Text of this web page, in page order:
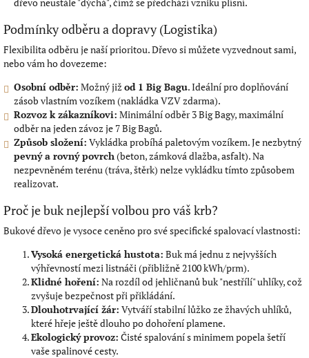
​Podmínky odběru a dopravy (Logistika)
​Flexibilita odběru je naší prioritou. Dřevo si můžete vyzvednout sami,
nebo vám ho dovezeme:
Osobní odběr: Možný již od 1 Big Bagu. Ideální pro doplňování
zásob vlastním vozíkem (nakládka VZV zdarma).
Rozvoz k zákazníkovi: Minimální odběr 3 Big Bagy, maximální
odběr na jeden závoz je 7 Big Bagů.
Způsob složení: Vykládka probíhá paletovým vozíkem. Je nezbytný
pevný a rovný povrch(beton, zámková dlažba, asfalt). Na
nezpevněném terénu (tráva, štěrk) nelze vykládku tímto způsobem
realizovat.
​Proč je buk nejlepší volbou pro váš krb?
​Bukové dřevo je vysoce ceněno pro své specifické spalovací vlastnosti:
Vysoká energetická hustota: Buk má jednu z nejvyšších
výhřevností mezi listnáči (přibližně 2100 kWh/prm).
Klidné hoření: Na rozdíl od jehličnanů buk "nestřílí" uhlíky, což
zvyšuje bezpečnost při přikládání.
Dlouhotrvající žár: Vytváří stabilní lůžko ze žhavých uhlíků,
které hřeje ještě dlouho po dohoření plamene.
Ekologický provoz: Čisté spalování s minimem popela šetří
vaše spalinové cesty.